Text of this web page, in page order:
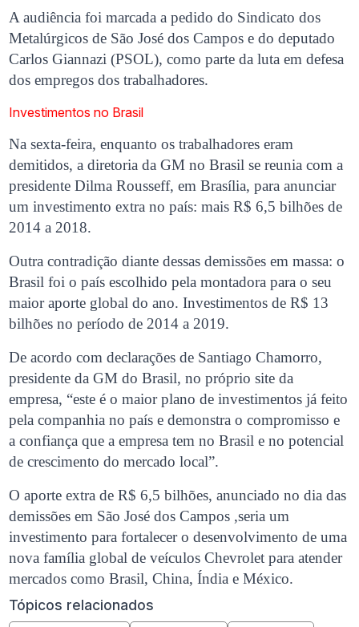
A audiência foi marcada a pedido do Sindicato dos
Metalúrgicos de São José dos Campos e do deputado
Carlos Giannazi (PSOL), como parte da luta em defesa
dos empregos dos trabalhadores.
Investimentos no Brasil
Na sexta-feira, enquanto os trabalhadores eram
demitidos, a diretoria da GM no Brasil se reunia com a
presidente Dilma Rousseff, em Brasília, para anunciar
um investimento extra no país: mais R$ 6,5 bilhões de
2014 a 2018.
Outra contradição diante dessas demissões em massa: o
Brasil foi o país escolhido pela montadora para o seu
maior aporte global do ano. Investimentos de R$ 13
bilhões no período de 2014 a 2019.
De acordo com declarações de Santiago Chamorro,
presidente da GM do Brasil, no próprio site da
empresa, “este é o maior plano de investimentos já feito
pela companhia no país e demonstra o compromisso e
a confiança que a empresa tem no Brasil e no potencial
de crescimento do mercado local”.
O aporte extra de R$ 6,5 bilhões, anunciado no dia das
demissões em São José dos Campos ,seria um
investimento para fortalecer o desenvolvimento de uma
nova família global de veículos Chevrolet para atender
mercados como Brasil, China, Índia e México.
Tópicos relacionados